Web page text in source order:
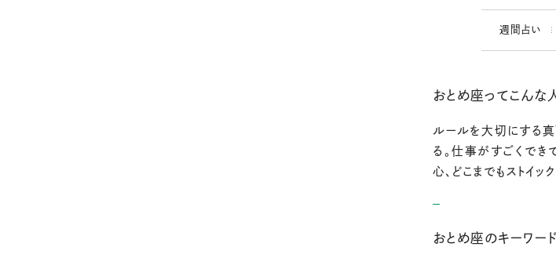
週間占い
おとめ座ってこんな
ルールを大切にする真
る。仕事がすごくで
心、どこまでもストイッ
おとめ座のキーワード